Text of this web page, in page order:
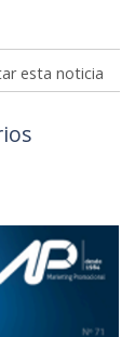
esta noticia